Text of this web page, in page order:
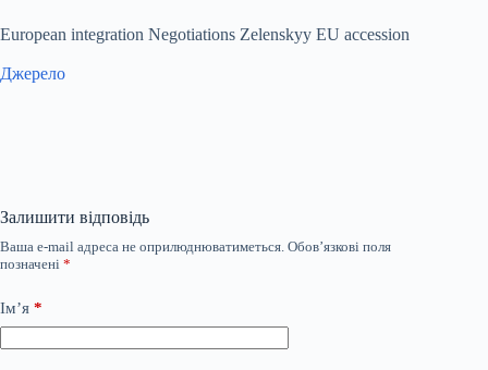
European integration Negotiations Zelenskyy EU accession
Джерело
Залишити відповідь
Ваша e-mail адреса не оприлюднюватиметься. Обов’язкові поля
позначені *
Ім’я *